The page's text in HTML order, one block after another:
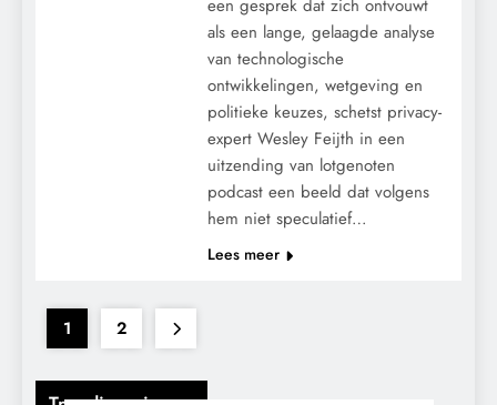
een gesprek dat zich ontvouwt
als een lange, gelaagde analyse
van technologische
ontwikkelingen, wetgeving en
politieke keuzes, schetst privacy-
expert Wesley Feijth in een
uitzending van lotgenoten
podcast een beeld dat volgens
hem niet speculatief…
Lees meer
1 2